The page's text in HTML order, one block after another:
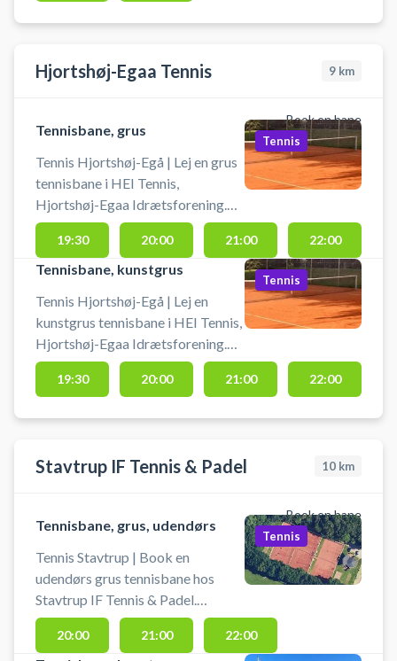
Hjortshøj-Egaa Tennis 9 km
Book en bane
Tennisbane, grus
Tennis Hjortshøj-Egå | Lej en grus
tennisbane i HEI Tennis,
Hjortshøj-Egaa Idrætsforening.
Book tennisbane og spil tennis i
Hjortshøj-Egå på en af grus
tennisbanerne.
Tennis
19:30 20:00 21:00 22:00
Tennisbane, kunstgrus
Tennis Hjortshøj-Egå | Lej en
kunstgrus tennisbane i HEI Tennis,
Hjortshøj-Egaa Idrætsforening.
Banen har grus der kan spilles på
stort set året rundt. Book
Tennis
19:30 20:00 21:00 22:00
Stavtrup IF Tennis & Padel 10 km
Book en bane
Tennisbane, grus, udendørs
Tennis Stavtrup | Book en
udendørs grus tennisbane hos
Stavtrup IF Tennis & Padel.
Stavtrup IF Tennis & Padel byder
på grus tennis i skønne
Tennis
20:00 21:00 22:00